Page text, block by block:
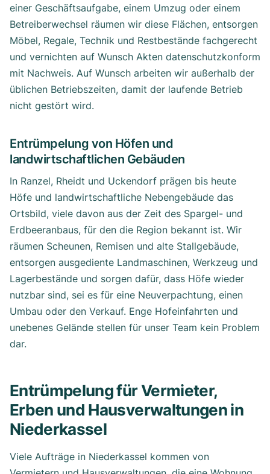
einer Geschäftsaufgabe, einem Umzug oder einem
Betreiberwechsel räumen wir diese Flächen, entsorgen
Möbel, Regale, Technik und Restbestände fachgerecht
und vernichten auf Wunsch Akten datenschutzkonform
mit Nachweis. Auf Wunsch arbeiten wir außerhalb der
üblichen Betriebszeiten, damit der laufende Betrieb
nicht gestört wird.
Entrümpelung von Höfen und
landwirtschaftlichen Gebäuden
In Ranzel, Rheidt und Uckendorf prägen bis heute
Höfe und landwirtschaftliche Nebengebäude das
Ortsbild, viele davon aus der Zeit des Spargel- und
Erdbeeranbaus, für den die Region bekannt ist. Wir
räumen Scheunen, Remisen und alte Stallgebäude,
entsorgen ausgediente Landmaschinen, Werkzeug und
Lagerbestände und sorgen dafür, dass Höfe wieder
nutzbar sind, sei es für eine Neuverpachtung, einen
Umbau oder den Verkauf. Enge Hofeinfahrten und
unebenes Gelände stellen für unser Team kein Problem
dar.
Entrümpelung für Vermieter,
Erben und Hausverwaltungen in
Niederkassel
Viele Aufträge in Niederkassel kommen von